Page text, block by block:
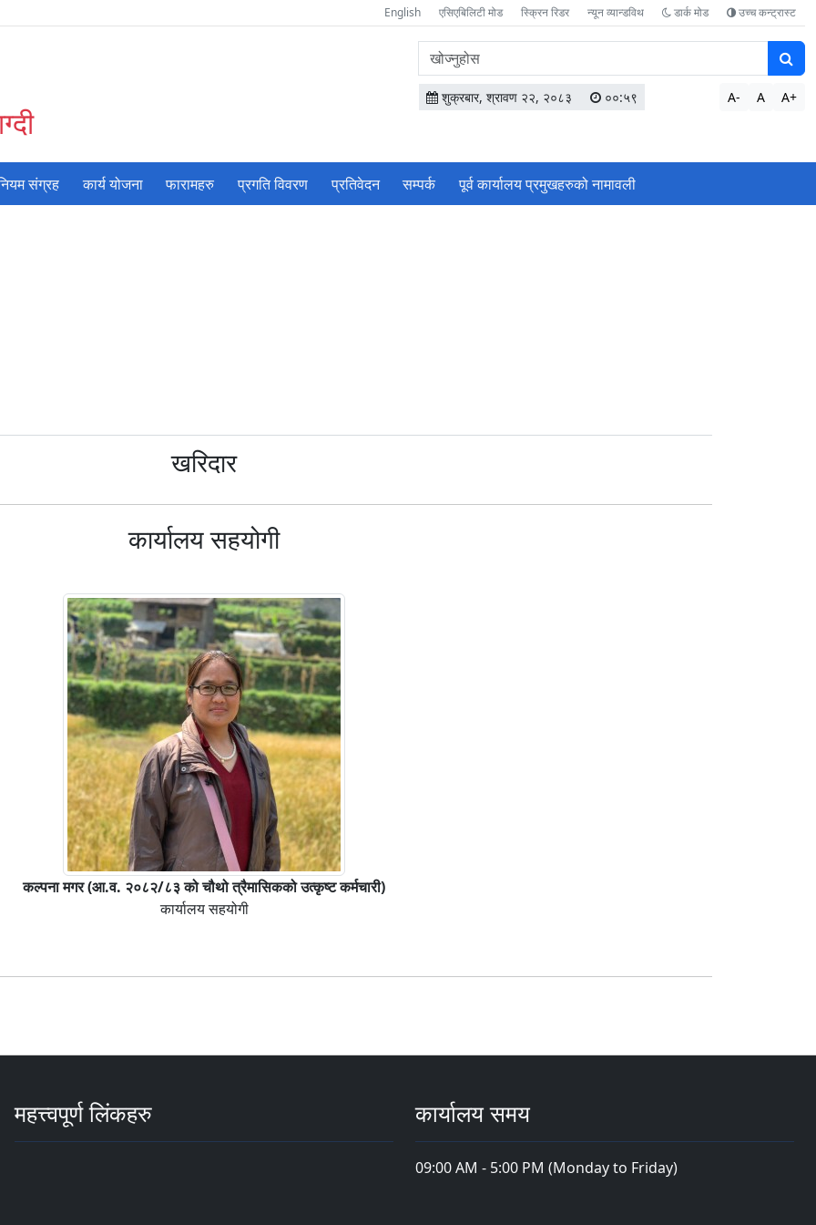
English एसिएबिलिटी मोड स्क्रिन रिडर न्यून व्यान्डविथ डार्क मोड उच्च कन्ट्रास्ट
वेबसाइटमा
सामग्री
खोज्नुहोस
शुक्रबार, श्रावण २२, २०८३ ००:५९ A- A A+
संग्रह कार्य योजना फारामहरु प्रगति विवरण प्रतिवेदन सम्पर्क पूर्व कार्यालय प्रमुखहरुको नामावली
खरिदार
कार्यालय सहयोगी
कल्पना मगर (आ.व. २०८२/८३ को चौथो त्रैमासिकको उत्कृष्ट कर्मचारी)
कार्यालय सहयोगी
महत्त्वपूर्ण लिंकहरु कार्यालय समय
09:00 AM - 5:00 PM (Monday to Friday)